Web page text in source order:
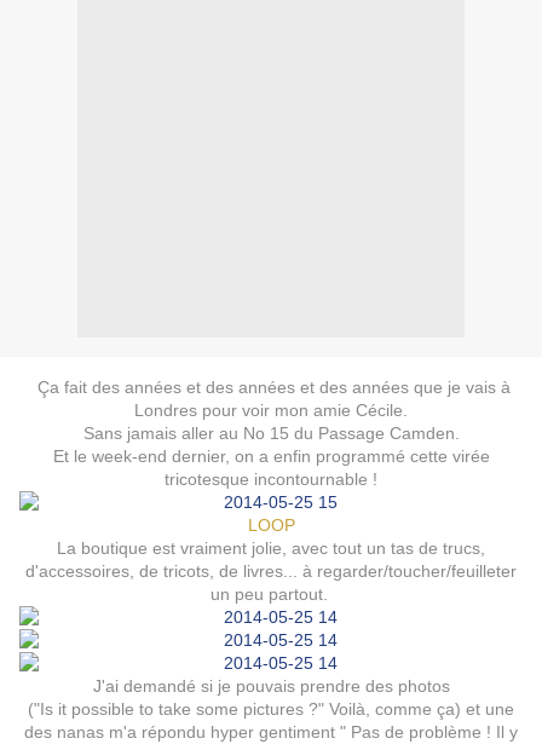
Ça fait des années et des années et des années que je vais à
Londres pour voir mon amie Cécile.
Sans jamais aller au No 15 du Passage Camden.
Et le week-end dernier, on a enfin programmé cette virée
tricotesque incontournable !
LOOP
La boutique est vraiment jolie, avec tout un tas de trucs,
d'accessoires, de tricots, de livres... à regarder/toucher/feuilleter
un peu partout.
J'ai demandé si je pouvais prendre des photos
("Is it possible to take some pictures ?" Voilà, comme ça) et une
des nanas m'a répondu hyper gentiment " Pas de problème ! Il y